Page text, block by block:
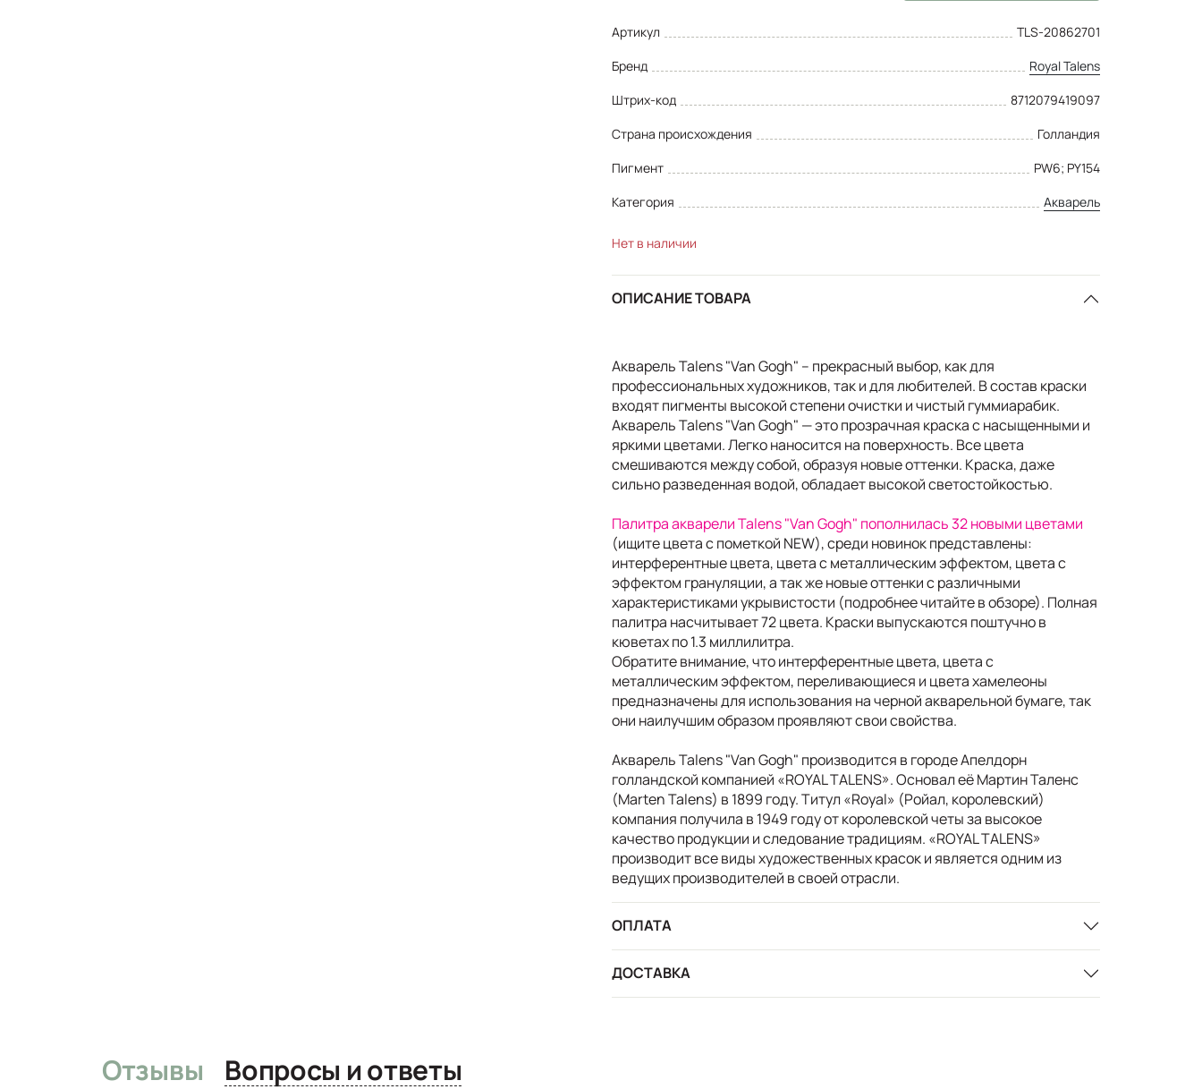
Артикул
TLS-20862701
Бренд
Royal Talens
Штрих-код
8712079419097
Страна происхождения
Голландия
Пигмент
PW6; PY154
Категория
Акварель
Нет в наличии
ОПИСАНИЕ ТОВАРА
Акварель Talens "Van Gogh" – прекрасный выбор, как для
профессиональных художников, так и для любителей. В состав краски
входят пигменты высокой степени очистки и чистый гуммиарабик.
Акварель Talens "Van Gogh" — это прозрачная краска с насыщенными и
яркими цветами. Легко наносится на поверхность. Все цвета
смешиваются между собой, образуя новые оттенки. Краска, даже
сильно разведенная водой, обладает высокой светостойкостью.
Палитра акварели Talens "Van Gogh" пополнилась 32 новыми цветами
(ищите цвета с пометкой NEW), среди новинок представлены:
интерферентные цвета, цвета с металлическим эффектом, цвета с
эффектом грануляции, а так же новые оттенки с различными
характеристиками укрывистости (подробнее читайте в обзоре). Полная
палитра насчитывает 72 цвета. Краски выпускаются поштучно в
кюветах по 1.3 миллилитра.
Обратите внимание, что интерферентные цвета, цвета с
металлическим эффектом, переливающиеся и цвета хамелеоны
предназначены для использования на черной акварельной бумаге, так
они наилучшим образом проявляют свои свойства.
Акварель Talens "Van Gogh" производится в городе Апелдорн
голландской компанией «ROYAL TALENS». Основал её Мартин Таленс
(Marten Talens) в 1899 году. Титул «Royal» (Ройал, королевский)
компания получила в 1949 году от королевской четы за высокое
качество продукции и следование традициям. «ROYAL TALENS»
производит все виды художественных красок и является одним из
ведущих производителей в своей отрасли.
ОПЛАТА
ДОСТАВКА
Отзывы Вопросы и ответы